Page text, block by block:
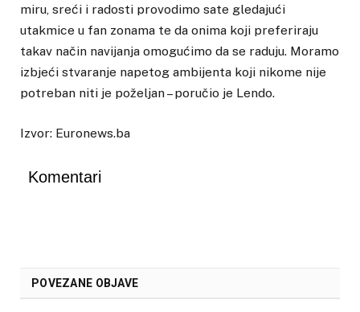
miru, sreći i radosti provodimo sate gledajući
utakmice u fan zonama te da onima koji preferiraju
takav način navijanja omogućimo da se raduju. Moramo
izbjeći stvaranje napetog ambijenta koji nikome nije
potreban niti je poželjan – poručio je Lendo.
Izvor: Euronews.ba
Komentari
POVEZANE OBJAVE